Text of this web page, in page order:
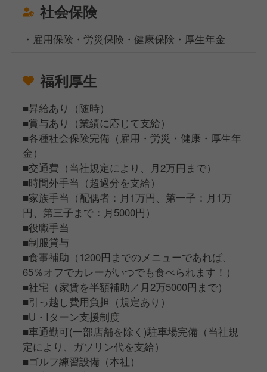
社会保険
・雇用保険・労災保険・健康保険・厚生年金
福利厚生
■昇給あり（随時）
■賞与あり（業績に応じて支給）
■各種社会保険完備（雇用・労災・健康・厚生年
金）
■交通費（当社規定により、月2万円まで）
■時間外手当（超過分を支給）
■家族手当（配偶者：月1万円、第一子：月1万
円、第三子まで：月5000円）
■役職手当
■制服貸与
■食事補助（1200円までのメニューであれば、
65％オフでカレーがいつでも食べられます！）
■社宅（家賃を半額補助／月2万5000円まで）
■引っ越し費用負担（規定あり）
■U・Iターン支援制度
■車通勤可(一部店舗を除く)駐車場完備（当社規
定により、ガソリン代を支給）
■ゴルフ練習設備（本社）